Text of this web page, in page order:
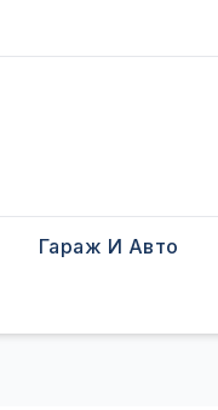
Гараж И Авто